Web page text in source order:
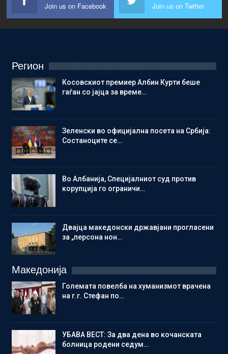
Join us on Facebook Join us on Twitter
Регион
Косовскиот премиер Албин Курти беше
гаѓан со јајца за време…
Зеленски во официјална посета на Србија:
Состаноците се…
Во Албанија, Специјалниот суд против
корупција го ограничи…
Двајца македонски државјани прогласени
за „персона нон…
Македонија
Големата повелба на хуманизмот врачена
на г.г. Стефан по…
УБАВА ВЕСТ: За два дена во кочанската
болница родени седум…